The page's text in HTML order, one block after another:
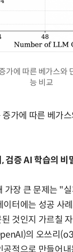
가에 따른 베가스와
능 비교
가에 따른 베가
검증 AI 학습의 비
가장 큰 문제는 "
이터에는 성공 사
것인지 가르칠
의 오쓰리
공적으로 만들어